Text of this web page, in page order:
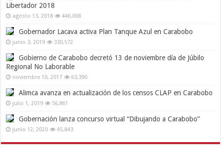
Libertador 2018
agosto 13, 2018 446,008
Gobernador Lacava activa Plan Tanque Azul en Carabobo
junio 3, 2019 330,572
Gobierno de Carabobo decretó 13 de noviembre día de Júbilo
Regional No Laborable
noviembre 10, 2017 63,390
Alimca avanza en actualización de los censos CLAP en Carabobo
julio 1, 2019 56,861
Gobernación lanza concurso virtual “Dibujando a Carabobo”
junio 12, 2020 45,843